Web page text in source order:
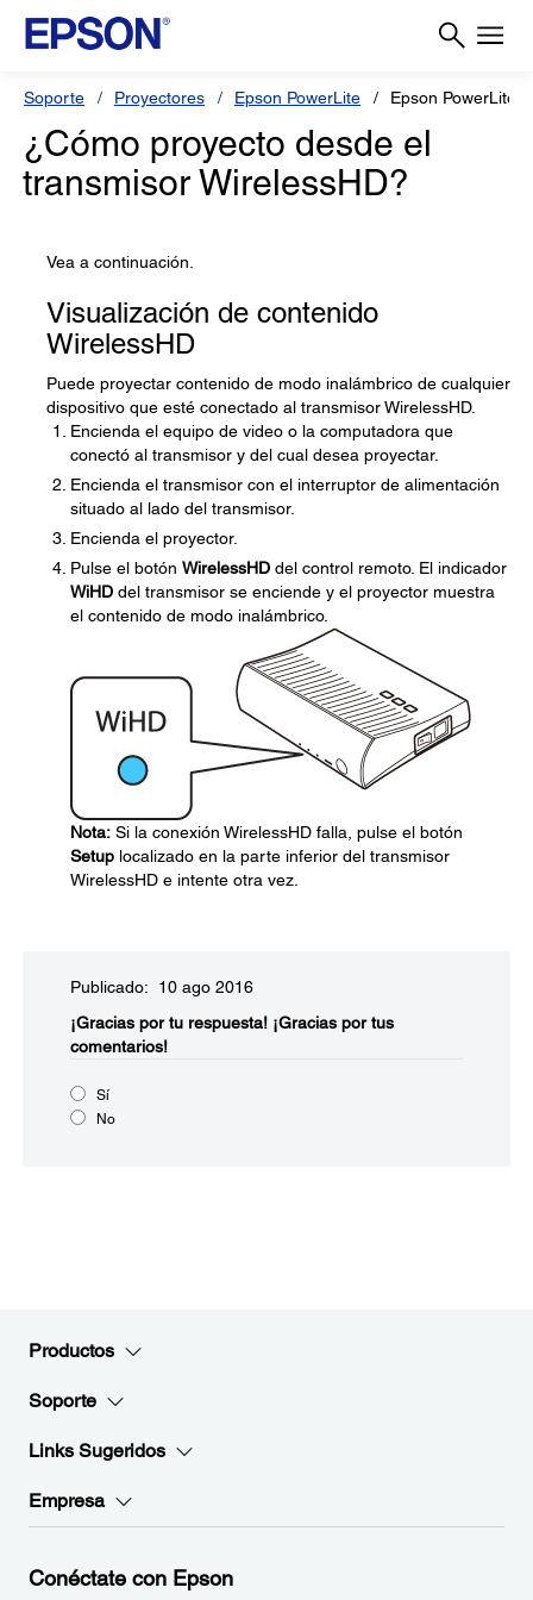
Soporte Proyectores Epson PowerLite Epson PowerLite
¿Cómo proyecto desde el
transmisor WirelessHD?
Vea a continuación.
Visualización de contenido
WirelessHD
Puede proyectar contenido de modo inalámbrico de cualquier
dispositivo que esté conectado al transmisor WirelessHD.
Encienda el equipo de video o la computadora que
conectó al transmisor y del cual desea proyectar.
Encienda el transmisor con el interruptor de alimentación
situado al lado del transmisor.
Encienda el proyector.
Pulse el botón WirelessHD del control remoto. El indicador
WiHD del transmisor se enciende y el proyector muestra
el contenido de modo inalámbrico.
Nota: Si la conexión WirelessHD falla, pulse el botón
Setup localizado en la parte inferior del transmisor
WirelessHD e intente otra vez.
Publicado: 10 ago 2016
¡Gracias por tu respuesta! ¡Gracias por tus
comentarios!
Sí
No
Productos
Soporte
Links Sugeridos
Empresa
Conéctate con Epson